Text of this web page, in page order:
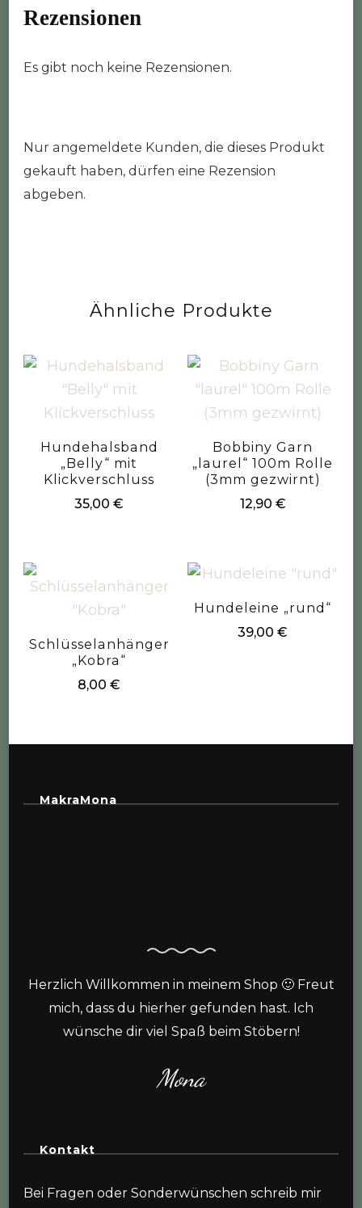
Rezensionen
Es gibt noch keine Rezensionen.
Nur angemeldete Kunden, die dieses Produkt
gekauft haben, dürfen eine Rezension
abgeben.
Ähnliche Produkte
Hundehalsband
„Belly“ mit
Klickverschluss
35,00€
Bobbiny Garn
„laurel“ 100m Rolle
(3mm gezwirnt)
12,90 €
Schlüsselanhänger
„Kobra“
8,00€
Hundeleine „rund“
39,00€
MakraMona
Herzlich Willkommen in meinem Shop 🙂 Freut
mich, dass du hierher gefunden hast. Ich
wünsche dir viel Spaß beim Stöbern!
Mona
Kontakt
Bei Fragen oder Sonderwünschen schreib mir